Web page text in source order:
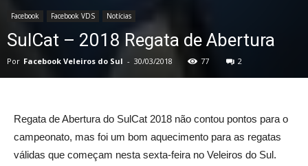
Facebook Facebook VDS Notícias
SulCat – 2018 Regata de Abertura
Por Facebook Veleiros do Sul - 30/03/2018 77 2
Regata de Abertura do SulCat 2018 não contou pontos para o
campeonato, mas foi um bom aquecimento para as regatas
válidas que começam nesta sexta-feira no Veleiros do Sul.